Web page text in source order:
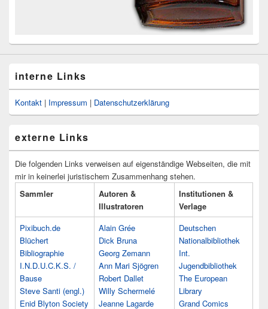
interne Links
Kontakt | Impressum | Datenschutzerklärung
externe Links
Die folgenden Links verweisen auf eigenständige Webseiten, die mit
mir in keinerlei juristischem Zusammenhang stehen.
Sammler
Autoren &
Illustratoren
Institutionen &
Verlage
Pixibuch.de
Blüchert
Bibliographie
I.N.D.U.C.K.S. /
Bause
Steve Santi (engl.)
Enid Blyton Society
Alain Grée
Dick Bruna
Georg Zemann
Ann Mari Sjögren
Robert Dallet
Willy Schermelé
Jeanne Lagarde
Deutschen
Nationalbibliothek
Int.
Jugendbibliothek
The European
Library
Grand Comics